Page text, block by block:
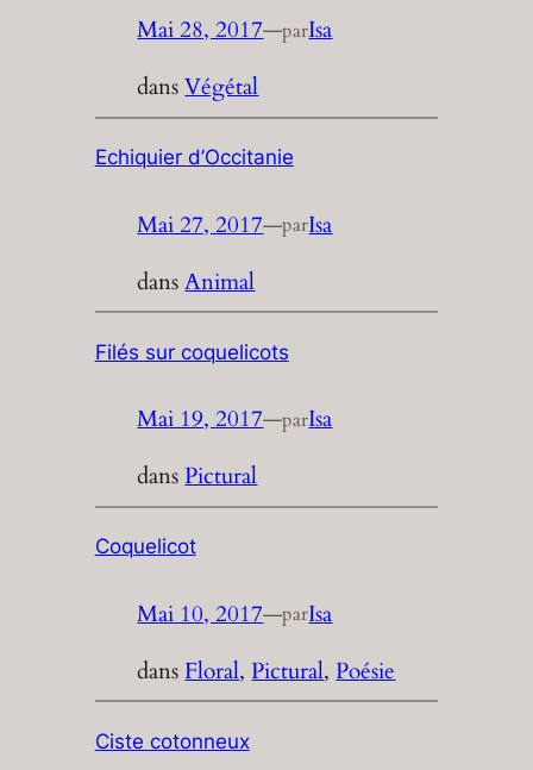
Mai 28, 2017—parIsa
dansVégétal
Echiquier d’Occitanie
Mai 27, 2017—parIsa
dansAnimal
Filés sur coquelicots
Mai 19, 2017—parIsa
dansPictural
Coquelicot
Mai 10, 2017—parIsa
dans Floral, Pictural, Poésie
Ciste cotonneux